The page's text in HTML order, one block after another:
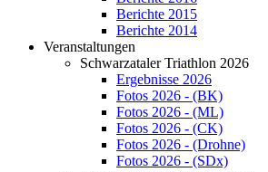
Berichte 2015
Berichte 2014
Veranstaltungen
Schwarzataler Triathlon 2026
Ergebnisse 2026
Fotos 2026 - (BK)
Fotos 2026 - (ML)
Fotos 2026 - (CK)
Fotos 2026 - (Drohne)
Fotos 2026 - (SDx)